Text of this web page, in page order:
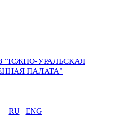
"ЮЖНО-УРАЛЬСКАЯ
ПАЛАТА"
RU ENG